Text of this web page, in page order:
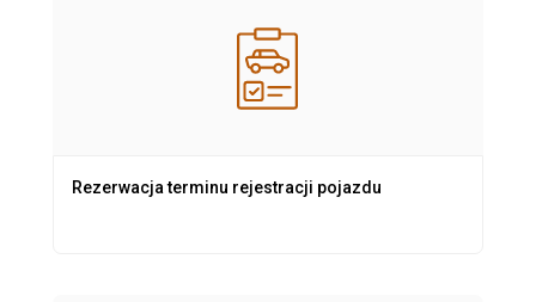
Rezerwacja terminu rejestracji pojazdu